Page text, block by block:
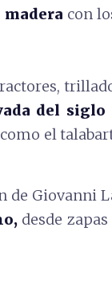
con
del siglo
el
de Giovanni
desde